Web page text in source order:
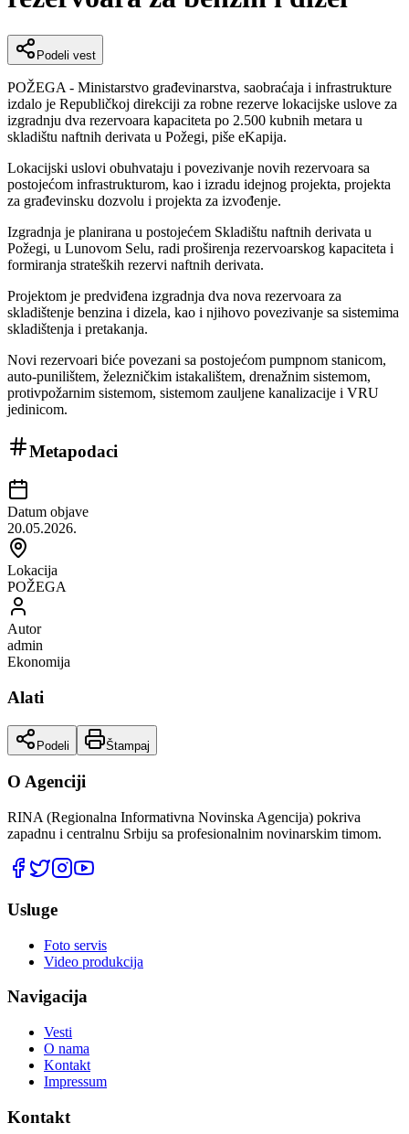
Podeli vest
POŽEGA - Ministarstvo građevinarstva, saobraćaja i infrastrukture
izdalo je Republičkoj direkciji za robne rezerve lokacijske uslove za
izgradnju dva rezervoara kapaciteta po 2.500 kubnih metara u
skladištu naftnih derivata u Požegi, piše eKapija.
Lokacijski uslovi obuhvataju i povezivanje novih rezervoara sa
postojećom infrastrukturom, kao i izradu idejnog projekta, projekta
za građevinsku dozvolu i projekta za izvođenje.
Izgradnja je planirana u postojećem Skladištu naftnih derivata u
Požegi, u Lunovom Selu, radi proširenja rezervoarskog kapaciteta i
formiranja strateških rezervi naftnih derivata.
Projektom je predviđena izgradnja dva nova rezervoara za
skladištenje benzina i dizela, kao i njihovo povezivanje sa sistemima
skladištenja i pretakanja.
Novi rezervoari biće povezani sa postojećom pumpnom stanicom,
auto-punilištem, železničkim istakalištem, drenažnim sistemom,
protivpožarnim sistemom, sistemom zauljene kanalizacije i VRU
jedinicom.
Metapodaci
Datum objave
20.05.2026.
Lokacija
POŽEGA
Autor
admin
Ekonomija
Alati
Podeli Štampaj
O Agenciji
RINA (Regionalna Informativna Novinska Agencija) pokriva
zapadnu i centralnu Srbiju sa profesionalnim novinarskim timom.
Usluge
Foto servis
Video produkcija
Navigacija
Vesti
O nama
Kontakt
Impressum
Kontakt